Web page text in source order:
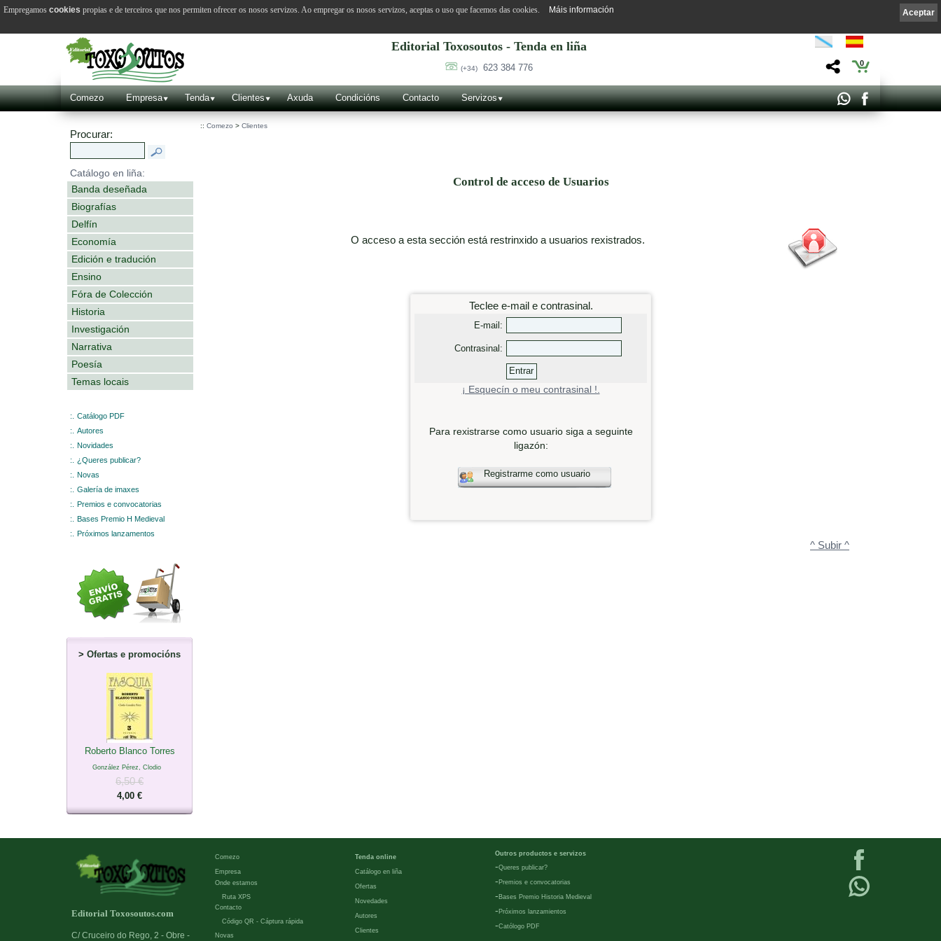
Editorial Toxosoutos - Tenda en liña
(+34) 623 384 776 0
Comezo Empresa Tenda Clientes Axuda Condicións Contacto Servizos
Procurar:
Catálogo en liña:
Banda deseñada
Biografías
Delfín
Economía
Edición e tradución
Ensino
Fóra de Colección
Historia
Investigación
Narrativa
Poesía
Temas locais
:.
Catálogo PDF
:.
Autores
:.
Novidades
:.
¿Queres publicar?
:.
Novas
:.
Galería de imaxes
:.
Premios e convocatorias
:.
Bases Premio H Medieval
:.
Próximos lanzamentos
> Ofertas e promocións
Roberto Blanco Torres
González Pérez, Clodio
6,50 €
4,00 €
:: Comezo > Clientes
Control de acceso de Usuarios
O acceso a esta sección está restrinxido a usuarios rexistrados.
Teclee e-mail e contrasinal.
E-mail:
Contrasinal:
¡ Esquecín o meu contrasinal !.
Para rexistrarse como usuario siga a seguinte
ligazón:
Registrarme como usuario
^ Subir ^
Editorial Toxosoutos.com
C/ Cruceiro do Rego, 2 - Obre -
Comezo
Empresa
Onde estamos
Ruta XPS
Contacto
Código QR - Cáptura rápida
Novas
Tenda online
Catálogo en liña
Ofertas
Novedades
Autores
Clientes
Outros productos e servizos
-Queres publicar?
- Premios e convocatorias
- Bases Premio Historia Medieval
- Próximos lanzamientos
-Católogo PDF
Aceptar
Empregamos cookies propias e de terceiros que nos permiten ofrecer os nosos servizos. Ao empregar os nosos servizos, aceptas o uso que facemos das cookies. Máis información